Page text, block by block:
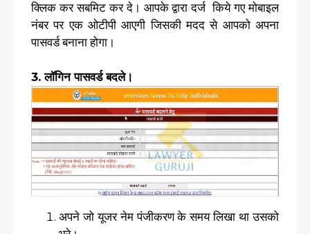
क्लिक कर सबमिट कर दे। आपके द्वारा दर्ज किये गए मोबाइल
नंबर पर एक ओटीपी आएगी जिसकी मदद से आपको अपना
पासवर्ड बनाना होगा।
3. लॉगिन पासवर्ड बदले।
अपने जो यूजर नेम पंजीकरण के समय लिखा था उसको